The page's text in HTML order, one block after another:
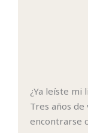
¿Ya leíste mi
Tres años
encontrarse